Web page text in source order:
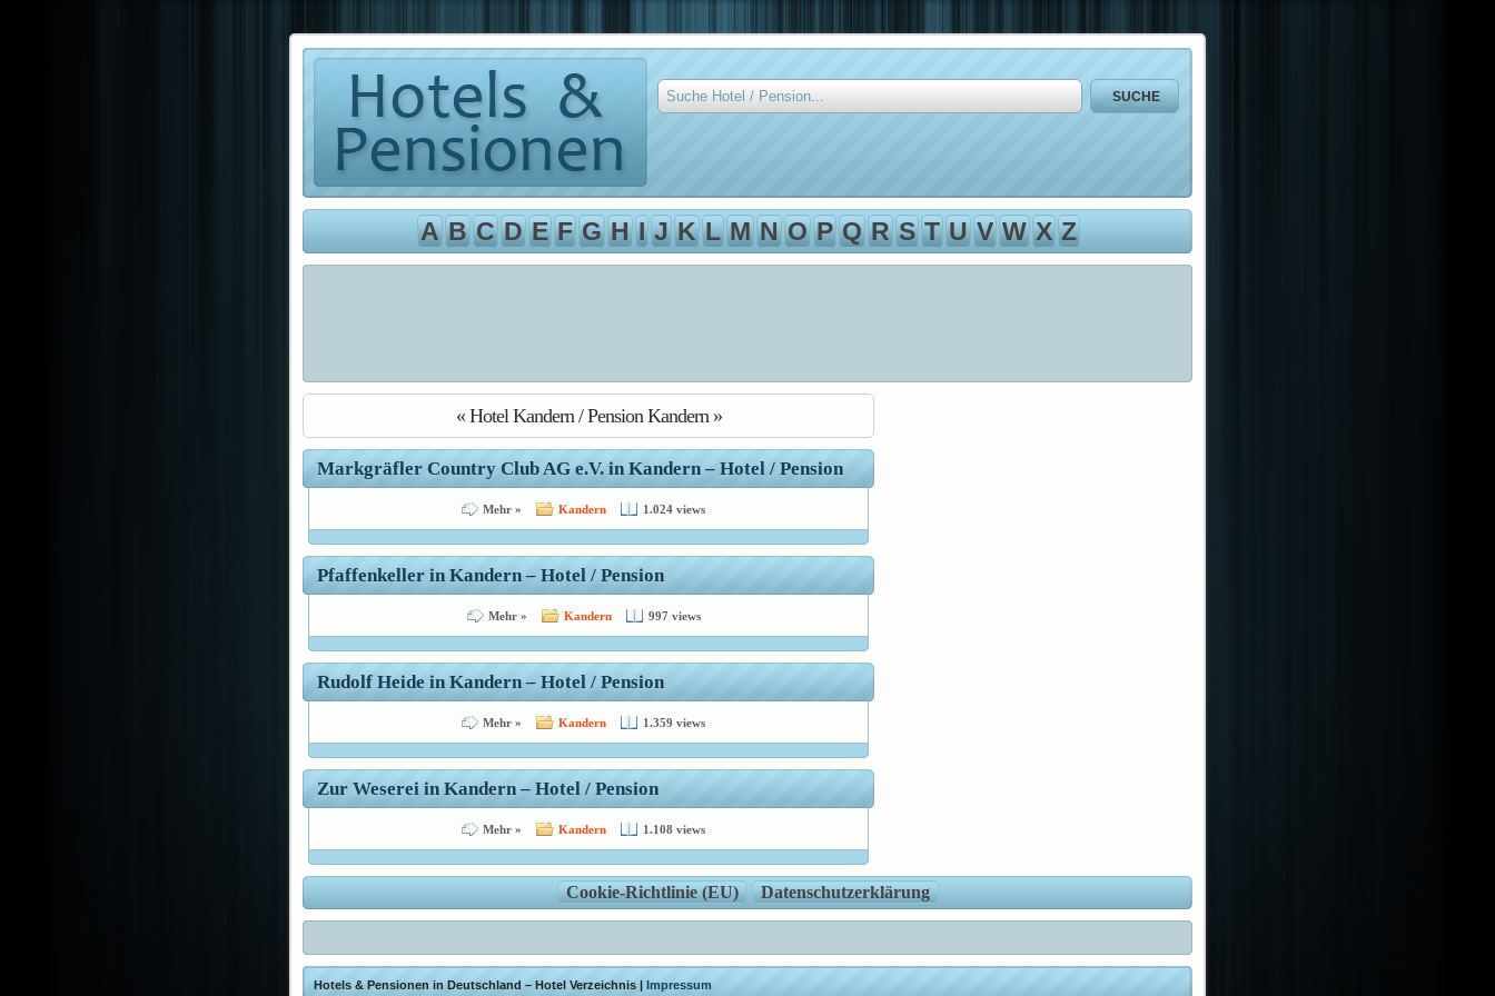
A B C D E F G H I J K L M N O P Q R S T U V W X Z
« Hotel Kandern / Pension Kandern »
Markgräfler Country Club AG e.V. in Kandern – Hotel / Pension
Mehr » Kandern 1.024 views
Pfaffenkeller in Kandern – Hotel / Pension
Mehr » Kandern 997 views
Rudolf Heide in Kandern – Hotel / Pension
Mehr » Kandern 1.359 views
Zur Weserei in Kandern – Hotel / Pension
Mehr » Kandern 1.108 views
Cookie-Richtlinie (EU) Datenschutzerklärung
Hotels & Pensionen in Deutschland – Hotel Verzeichnis | Impressum